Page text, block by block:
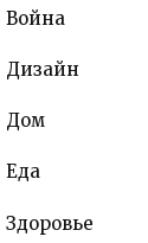
Война
Дизайн
Дом
Еда
Здоровье